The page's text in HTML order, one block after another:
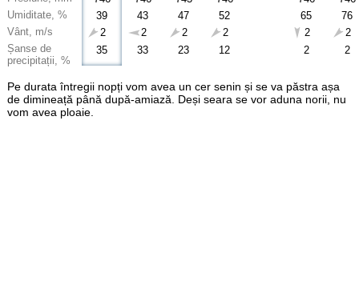
Umiditate, %
Vânt, m/s
Șanse de
precipitații, %
39
2
35
43
2
33
47
2
23
52
2
12
65
2
2
76
2
2
Pe durata întregii nopți vom avea un cer senin și se va păstra așa
de dimineață până după-amiază. Deși seara se vor aduna norii, nu
vom avea ploaie.